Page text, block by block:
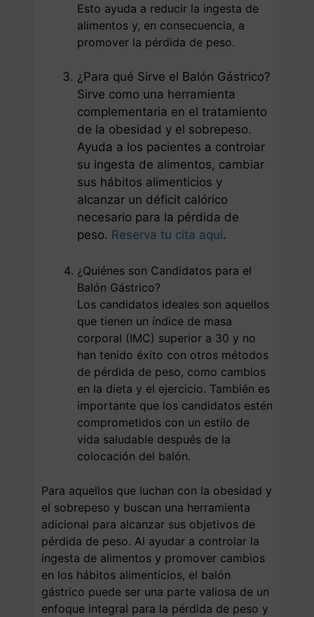
Esto ayuda a reducir la ingesta de
alimentos y, en consecuencia, a
promover la pérdida de peso.
¿Para qué Sirve el Balón Gástrico?
Sirve como una herramienta
complementaria en el tratamiento
de la obesidad y el sobrepeso.
Ayuda a los pacientes a controlar
su ingesta de alimentos, cambiar
sus hábitos alimenticios y
alcanzar un déficit calórico
necesario para la pérdida de
peso. Reserva tu cita aquí.
¿Quiénes son Candidatos para el
Balón Gástrico?
Los candidatos ideales son aquellos
que tienen un índice de masa
corporal (IMC) superior a 30 y no
han tenido éxito con otros métodos
de pérdida de peso, como cambios
en la dieta y el ejercicio. También es
importante que los candidatos estén
comprometidos con un estilo de
vida saludable después de la
colocación del balón.
Para aquellos que luchan con la obesidad y
el sobrepeso y buscan una herramienta
adicional para alcanzar sus objetivos de
pérdida de peso. Al ayudar a controlar la
ingesta de alimentos y promover cambios
en los hábitos alimenticios, el balón
gástrico puede ser una parte valiosa de un
enfoque integral para la pérdida de peso y